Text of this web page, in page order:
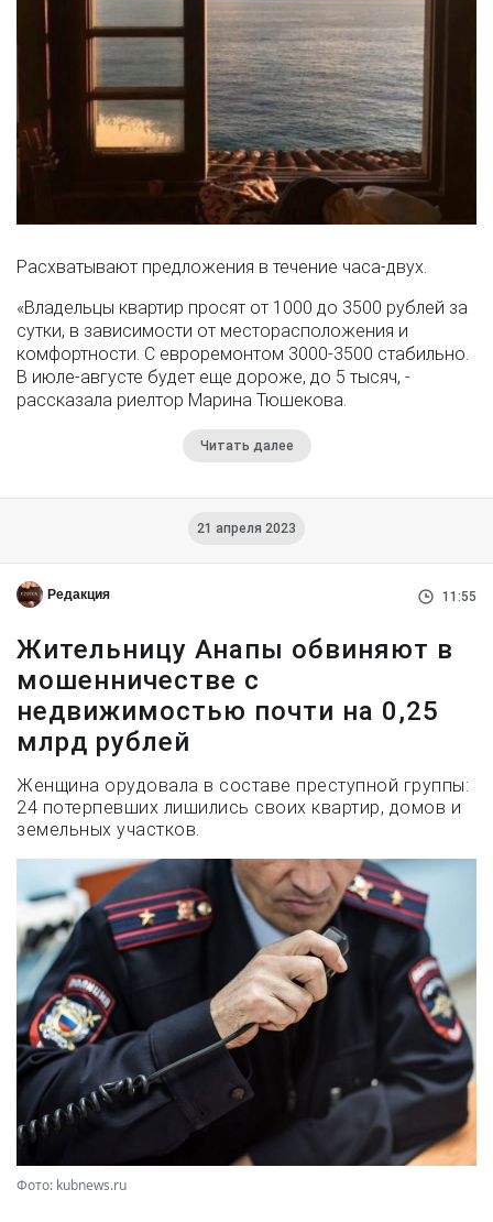
Расхватывают предложения в течение часа-двух.
«Владельцы квартир просят от 1000 до 3500 рублей за
сутки, в зависимости от месторасположения и
комфортности. С евроремонтом 3000-3500 стабильно.
В июле-августе будет еще дороже, до 5 тысяч, -
рассказала риелтор Марина Тюшекова.
Читать далее
21 апреля 2023
Редакция 11:55
Жительницу Анапы обвиняют в
мошенничестве с
недвижимостью почти на 0,25
млрд рублей
Женщина орудовала в составе преступной группы:
24 потерпевших лишились своих квартир, домов и
земельных участков.
Фото: kubnews.ru